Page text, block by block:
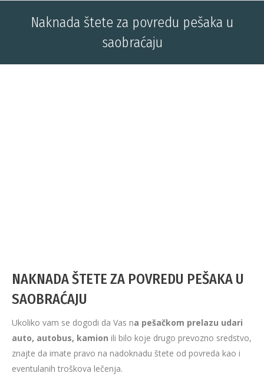
Naknada štete za povredu pešaka u
saobraćaju
NAKNADA ŠTETE ZA POVREDU PEŠAKA U
SAOBRAĆAJU
Ukoliko vam se dogodi da Vas na pešačkom prelazu udari
auto, autobus, kamion ili bilo koje drugo prevozno sredstvo,
znajte da imate pravo na nadoknadu štete od povreda kao i
eventulanih troškova lečenja.